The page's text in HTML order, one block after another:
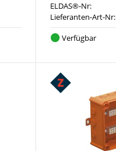
ELDAS®-Nr:
Lieferanten-Art-Nr:
Verfügbar